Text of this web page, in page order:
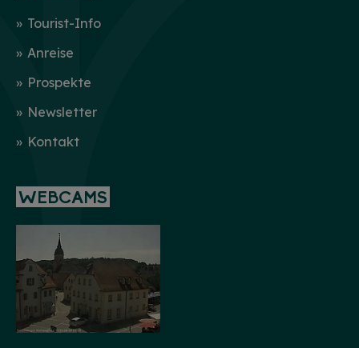
Tourist-Info
Anreise
Prospekte
Newsletter
Kontakt
WEBCAMS
Christkind & Engel gesucht!
du Lust das Gesicht der Treuchtlinger
Schlossweihnacht zu sein, den Gästen ein
Herzlichkeit auszustrahlen? Dann melde dich